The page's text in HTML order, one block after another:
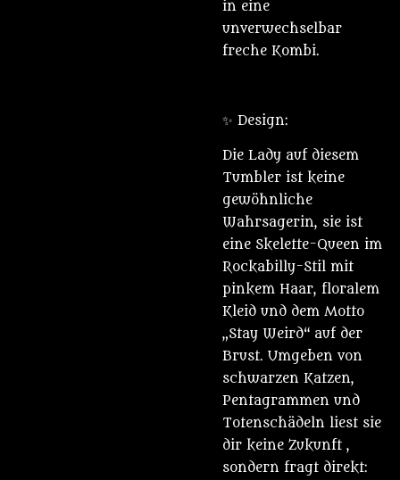
in eine
unverwechselbar
freche Kombi.
✨ Design:
Die Lady auf diesem
Tumbler ist keine
gewöhnliche
Wahrsagerin, sie ist
eine Skelette-Queen im
Rockabilly-Stil mit
pinkem Haar, floralem
Kleid und dem Motto
„Stay Weird“ auf der
Brust. Umgeben von
schwarzen Katzen,
Pentagrammen und
Totenschädeln liest sie
dir keine Zukunft ,
sondern fragt direkt: